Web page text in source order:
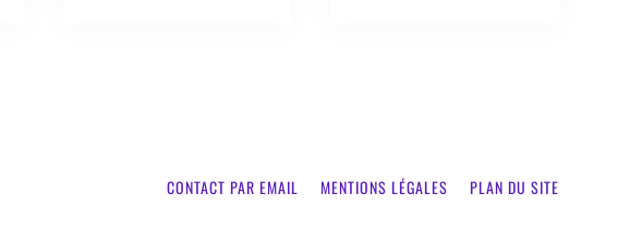
CONTACT PAR EMAIL MENTIONS LÉGALES PLAN DU SITE